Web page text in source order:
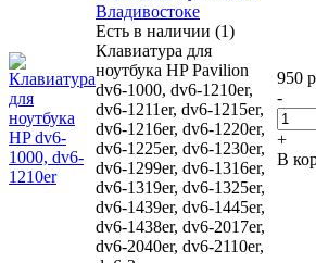
Владивостоке
Есть в наличии (1)
Клавиатура для
ноутбука HP Pavilion
dv6-1000, dv6-1210er,
dv6-1211er, dv6-1215er,
dv6-1216er, dv6-1220er,
dv6-1225er, dv6-1230er,
dv6-1299er, dv6-1316er,
dv6-1319er, dv6-1325er,
dv6-1439er, dv6-1445er,
dv6-1438er, dv6-2017er,
dv6-2040er, dv6-2110er,
950
-
+
В